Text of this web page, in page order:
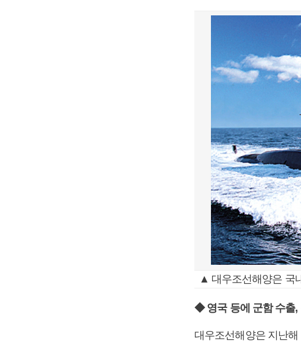
▲ 대우조선해양은 국
◆ 영국 등에 군함 수출,
대우조선해양은 지난